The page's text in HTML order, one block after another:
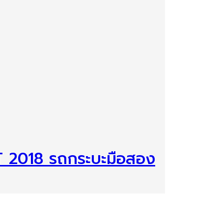
รถกระบะมือสอง